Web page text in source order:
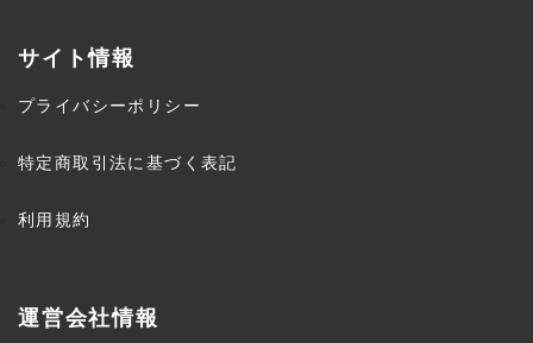
サイト情報
プライバシーポリシー
特定商取引法に基づく表記
利用規約
運営会社情報